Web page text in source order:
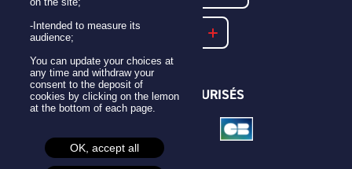
NOTRE FAQ
PAIEMENTS SÉCURISÉS
-Intended to measure its
audience;
You can update your choices at
any time and withdraw your
consent to the deposit of
cookies by clicking on the lemon
at the bottom of each page.
OK, accept all